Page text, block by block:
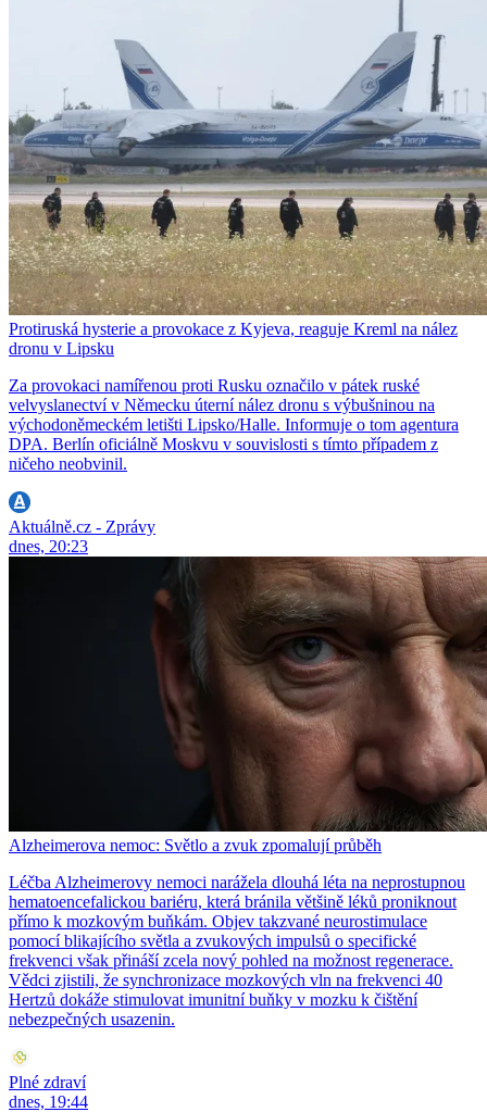
Protiruská hysterie a provokace z Kyjeva, reaguje Kreml na nález
dronu v Lipsku
Za provokaci namířenou proti Rusku označilo v pátek ruské
velvyslanectví v Německu úterní nález dronu s výbušninou na
východoněmeckém letišti Lipsko/Halle. Informuje o tom agentura
DPA. Berlín oficiálně Moskvu v souvislosti s tímto případem z
ničeho neobvinil.
Aktuálně.cz - Zprávy
dnes, 20:23
Alzheimerova nemoc: Světlo a zvuk zpomalují průběh
Léčba Alzheimerovy nemoci narážela dlouhá léta na neprostupnou
hematoencefalickou bariéru, která bránila většině léků proniknout
přímo k mozkovým buňkám. Objev takzvané neurostimulace
pomocí blikajícího světla a zvukových impulsů o specifické
frekvenci však přináší zcela nový pohled na možnost regenerace.
Vědci zjistili, že synchronizace mozkových vln na frekvenci 40
Hertzů dokáže stimulovat imunitní buňky v mozku k čištění
nebezpečných usazenin.
Plné zdraví
dnes, 19:44